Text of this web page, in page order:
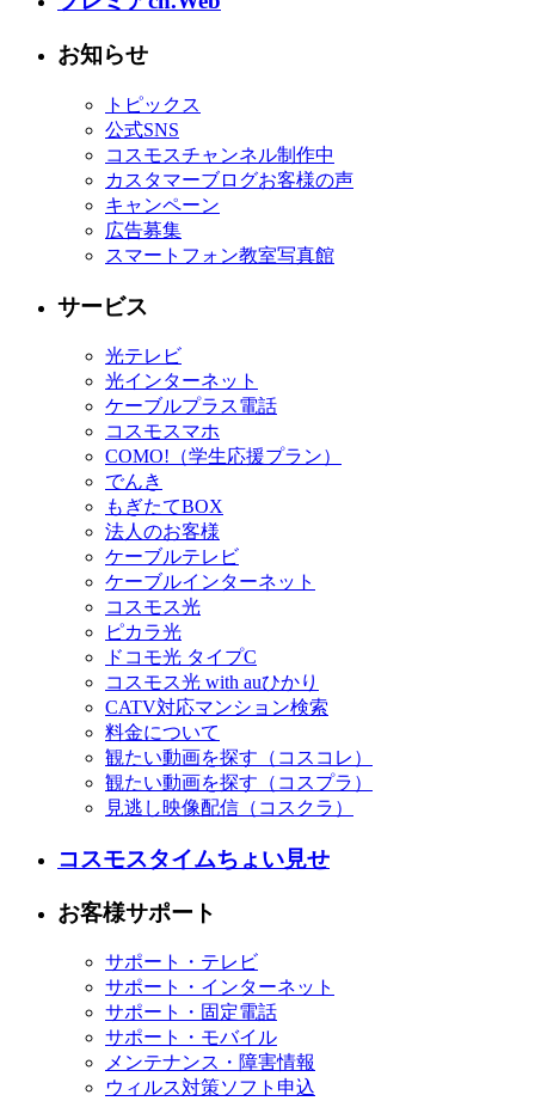
お知らせ
トピックス
公式SNS
コスモスチャンネル制作中
カスタマーブログお客様の声
キャンペーン
広告募集
スマートフォン教室写真館
サービス
光テレビ
光インターネット
ケーブルプラス電話
コスモスマホ
COMO!（学生応援プラン）
でんき
もぎたてBOX
法人のお客様
ケーブルテレビ
ケーブルインターネット
コスモス光
ピカラ光
ドコモ光 タイプC
コスモス光 with auひかり
CATV対応マンション検索
料金について
観たい動画を探す（コスコレ）
観たい動画を探す（コスプラ）
見逃し映像配信（コスクラ）
コスモスタイムちょい見せ
お客様サポート
サポート・テレビ
サポート・インターネット
サポート・固定電話
サポート・モバイル
メンテナンス・障害情報
ウィルス対策ソフト申込